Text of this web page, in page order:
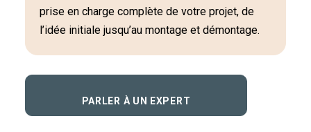
prise en charge complète de votre projet, de
l’idée initiale jusqu’au montage et démontage.
PARLER À UN EXPERT